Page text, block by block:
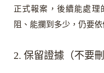
正式報案，後續能處理
阻、能攔到多少，仍要
2. 保留證據（不要